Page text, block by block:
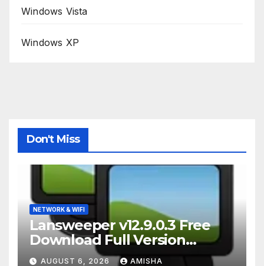
Windows Vista
Windows XP
Don't Miss
NETWORK & WIFI
Lansweeper v12.9.0.3 Free
Download Full Version
Terbaru
AUGUST 6, 2026 AMISHA